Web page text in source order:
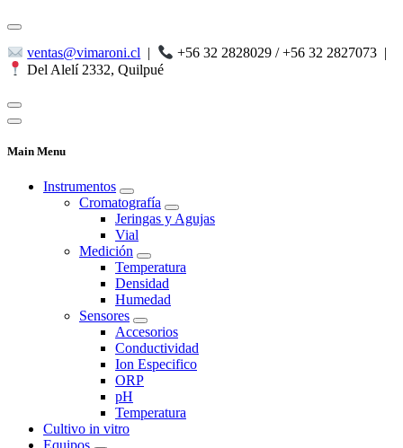
ventas@vimaroni.cl | +56 32 2828029 / +56 32 2827073 |
Del Alelí 2332, Quilpué
Main Menu
Instrumentos
Cromatografía
Jeringas y Agujas
Vial
Medición
Temperatura
Densidad
Humedad
Sensores
Accesorios
Conductividad
Ion Especifico
ORP
pH
Temperatura
Cultivo in vitro
Equipos